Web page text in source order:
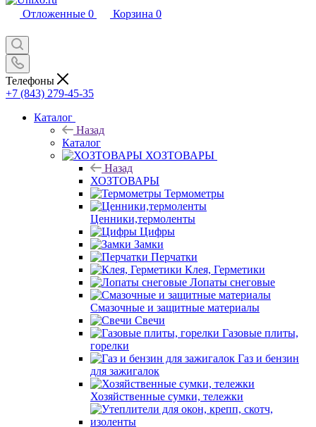
Отложенные 0 Корзина 0
Телефоны
+7 (843) 279-45-35
Каталог
Назад
Каталог
ХОЗТОВАРЫ
Назад
ХОЗТОВАРЫ
Термометры
Ценники,термоленты
Цифры
Замки
Перчатки
Клея, Герметики
Лопаты снеговые
Смазочные и защитные материалы
Свечи
Газовые плиты,
горелки
Газ и бензин
для зажигалок
Хозяйственные сумки, тележки